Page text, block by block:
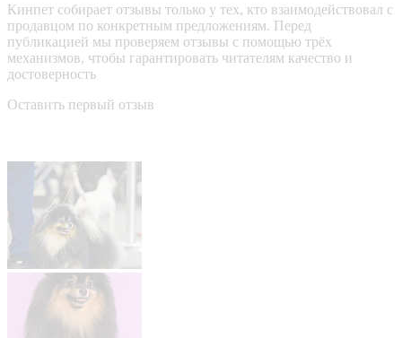
Кинпет собирает отзывы только у тех, кто взаимодействовал с
продавцом по конкретным предложениям. Перед
публикацией мы проверяем отзывы с помощью трёх
механизмов, чтобы гарантировать читателям качество и
достоверность
Оставить первый отзыв